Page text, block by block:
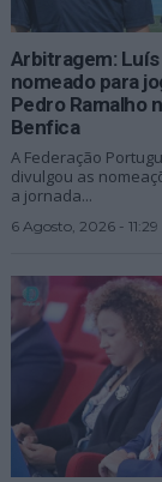
Arbitragem:
nomeado para
Pedro Ramalho
Benfica
A Federação
divulgou as
a jornada...
6 Agosto, 2026 - 11:29